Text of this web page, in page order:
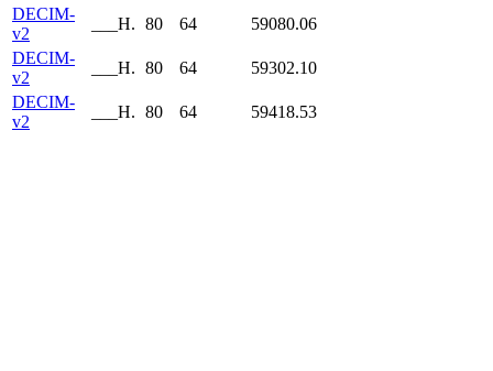
DECIM-
v2
___H. 80 64
59080.06
DECIM-
v2
___H. 80 64
59302.10
DECIM-
v2
___H. 80 64 59418.53